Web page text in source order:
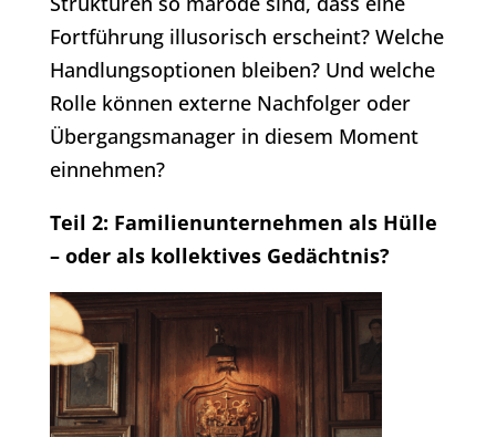
Fortführung illusorisch erscheint? Welche
Handlungsoptionen bleiben? Und welche
Rolle können externe Nachfolger oder
Übergangsmanager in diesem Moment
einnehmen?
Teil 2: Familienunternehmen als Hülle
– oder als kollektives Gedächtnis?